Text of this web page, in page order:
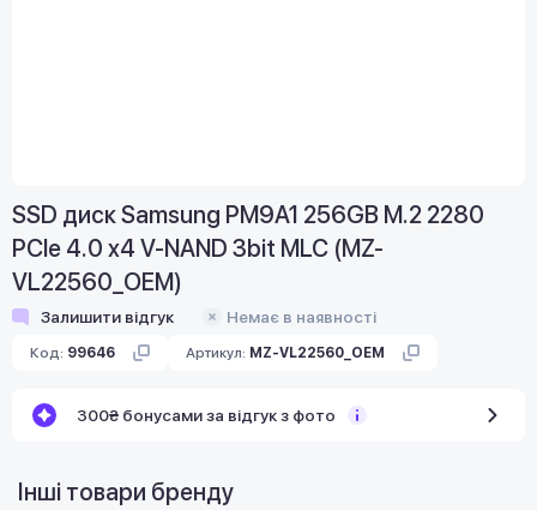
SSD диск Samsung PM9A1 256GB M.2 2280
PCIe 4.0 x4 V-NAND 3bit MLC (MZ-
VL22560_OEM)
Залишити відгук Немає в наявності
Код: 99646 Артикул: MZ-VL22560_OEM
300₴ бонусами за відгук з фото
Інші товари бренду